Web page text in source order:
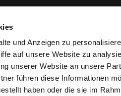
und Anzeigen zu
auf unsere Website zu
unserer Website an unsere
führen diese Informationen
haben oder die sie im